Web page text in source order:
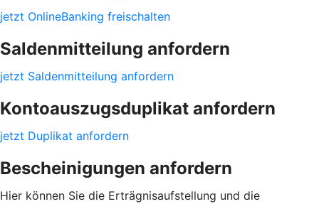
jetzt OnlineBanking freischalten
Saldenmitteilung anfordern
jetzt Saldenmitteilung anfordern
Kontoauszugsduplikat anfordern
jetzt Duplikat anfordern
Bescheinigungen anfordern
Hier können Sie die Erträgnisaufstellung und die